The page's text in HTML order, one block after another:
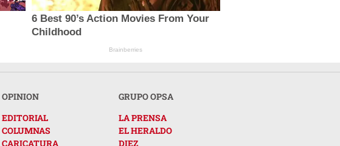
6 Best 90’s Action Movies From Your
Childhood
Brainberries
OPINION
EDITORIAL
COLUMNAS
CARICATURA
GRUPO OPSA
LA PRENSA
EL HERALDO
DIEZ